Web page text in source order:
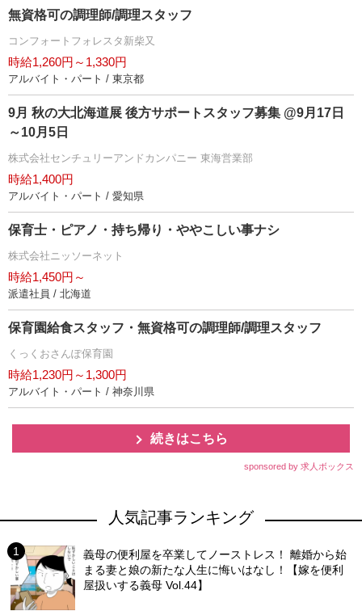
無資格可の調理師/調理スタッフ
コンフォートフォレスタ新柴又
時給1,260円～1,330円
アルバイト・パート / 東京都
9月 秋の大北海道展 後方サポートスタッフ募集 @9月17日
～10月5日
株式会社センチュリーアンドカンパニー 東海営業部
時給1,400円
アルバイト・パート / 愛知県
保育士・ピアノ・持ち帰り・ややこしい事ナシ
株式会社ニッソーネット
時給1,450円～
派遣社員 / 北海道
保育園給食スタッフ・無資格可の調理師/調理スタッフ
くっくおさんぽ保育園
時給1,230円～1,300円
アルバイト・パート / 神奈川県
続きはこちら
sponsored by 求人ボックス
人気記事ランキング
義母の便利屋を卒業してノーストレス！ 離婚から始
まる妻と娘の新たな人生に悔いはなし！【嫁を便利
屋扱いする義母 Vol.44】